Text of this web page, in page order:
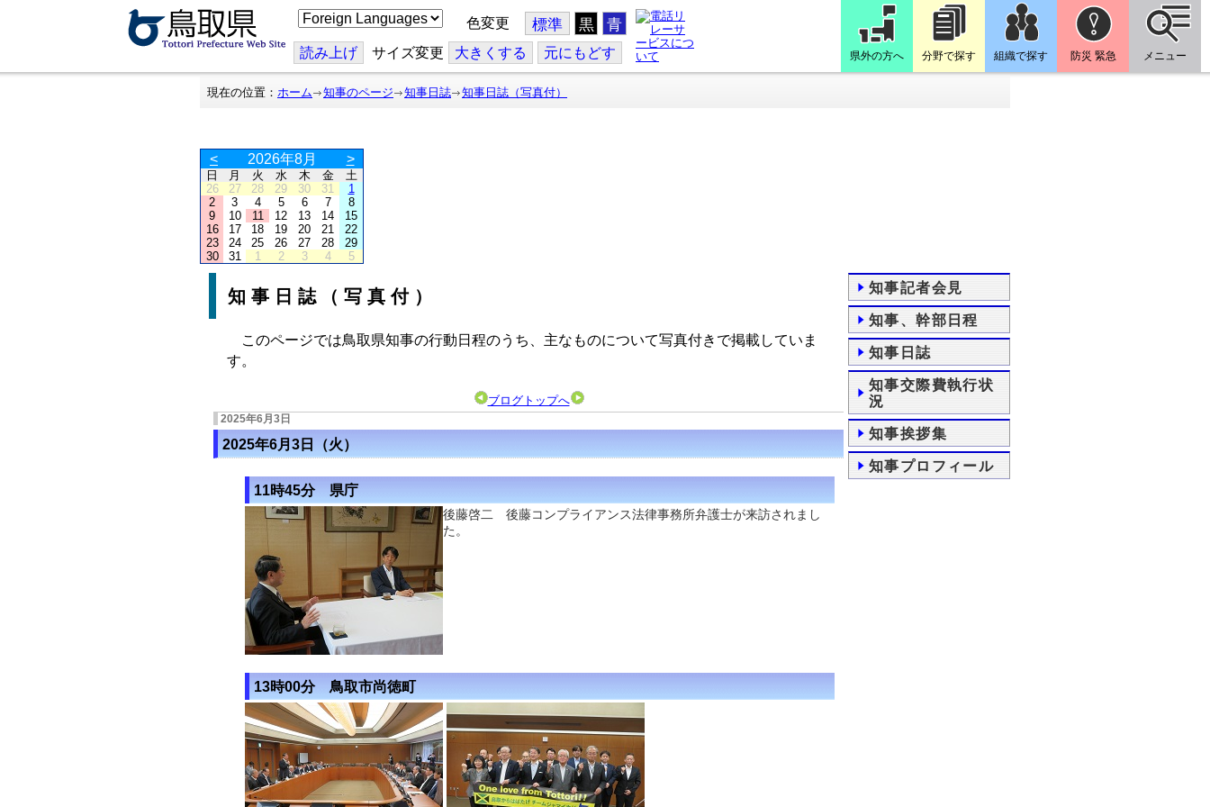
こ
の
ジ
を
翻
色変更 標準 黒 青
読み上げ サイズ変更 大きくする 元にもどす 県外の方へ 分野で探す 組織で探す 防災 緊急 メニュー
現在の位置： ホーム 知事のページ 知事日誌 知事日誌（写真付）
< 2026年8月 >
日 月 火 水 木 金
土
26
27 28 29 30 31
1
2
3 4 5 6 7
8
9
10 11 12 13 14
15
16
17 18 19 20 21
22
23
24 25 26 27 28
29
30
31 1 2 3 4 5
知事日誌（写真付）
このページでは鳥取県知事の行動日程のうち、主なものについて写真付きで掲載していま
す。
ブログトップへ
2025年6月3日
2025年6月3日（火）
11時45分 県庁
後藤啓二 後藤コンプライアンス法律事務所弁護士が来訪されまし
た。
13時00分 鳥取市尚徳町
知事記者会見
知事、幹部日程
知事日誌
知事交際費執行状
況
知事挨拶集
知事プロフィール